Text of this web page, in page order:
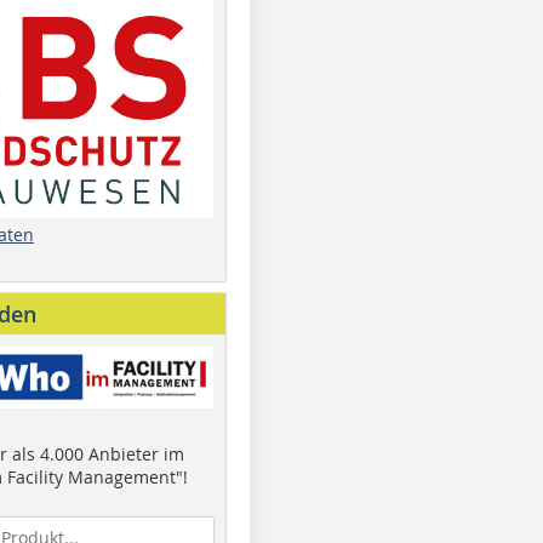
als 4.000 Anbieter im
Facility Management"!